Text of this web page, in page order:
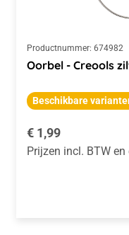
Productnummer: 674982
Oorbel - Creools
Beschikbare
Normale prijs:
€ 1,99
Prijzen incl. BTW